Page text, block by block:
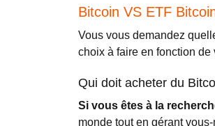
Bitcoin VS ETF
Vous vous demandez
choix à faire en fonction de
Qui doit acheter du
Si vous êtes à la
monde tout en gérant